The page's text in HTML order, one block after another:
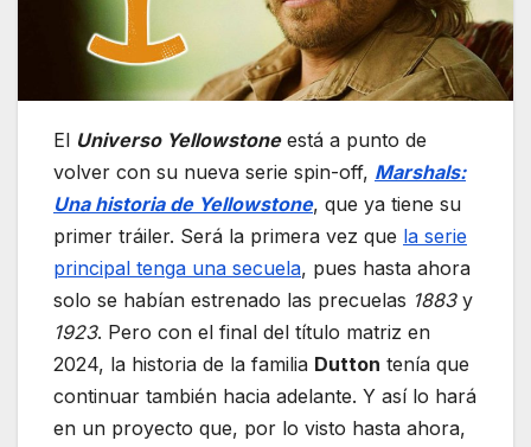
El Universo Yellowstoneestá a punto de
volver con su nueva serie spin-off, Marshals:
Una historia de Yellowstone, que ya tiene su
primer tráiler. Será la primera vez que la serie
principal tenga una secuela, pues hasta ahora
solo se habían estrenado las precuelas 1883y
1923. Pero con el final del título matriz en
2024, la historia de la familia Dutton tenía que
continuar también hacia adelante. Y así lo hará
en un proyecto que, por lo visto hasta ahora,